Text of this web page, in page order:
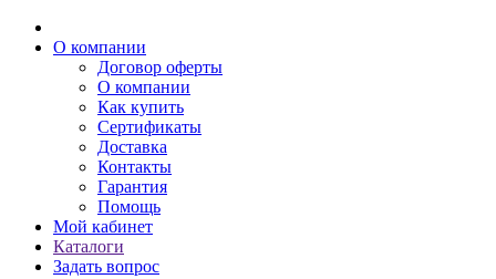
О компании
Договор оферты
О компании
Как купить
Сертификаты
Доставка
Контакты
Гарантия
Помощь
Мой кабинет
Каталоги
Задать вопрос